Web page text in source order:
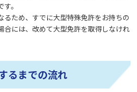
。
るため、すでに大型特殊免許をお持ちの
合には、改めて大型免許を取得しなけれ
るまでの流れ